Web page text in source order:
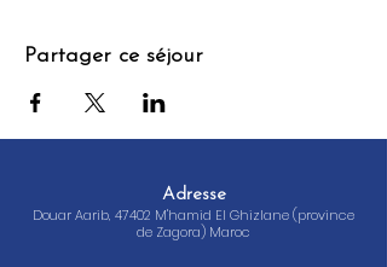
Partager ce séjour
Adresse
Douar Aarib, 47402 M'hamid El Ghizlane (province
de Zagora) Maroc